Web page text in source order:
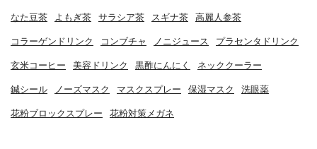
なた豆茶 よもぎ茶 サラシア茶 スギナ茶 高麗人参茶
コラーゲンドリンク コンブチャ ノニジュース プラセンタドリンク
玄米コーヒー 美容ドリンク 黒酢にんにく ネッククーラー
鍼シール ノーズマスク マスクスプレー 保湿マスク 洗眼薬
花粉ブロックスプレー 花粉対策メガネ